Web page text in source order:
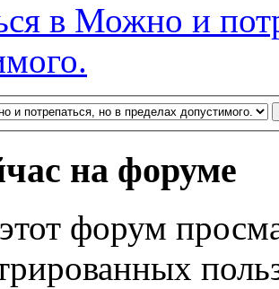
в Можно и
на форуме
форум